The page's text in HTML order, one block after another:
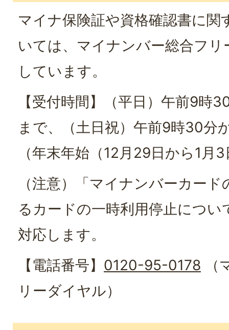
マイナ保険証や資格確認書に関
いては、マイナンバー総合フ
しています。
【受付時間】（平日）午前9時
まで、（土日祝）午前9時30分
（年末年始（12月29日から1月
（注意）「マイナンバーカー
るカードの一時利用停止につ
対応します。
【電話番号】 0120-95-0178 （
リーダイヤル）